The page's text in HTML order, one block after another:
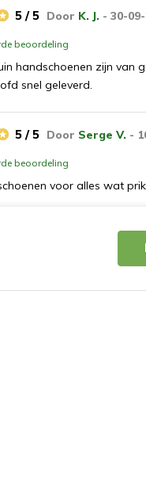
Door K. J. - 30-
beoordeling
5 / 5
handschoenen zijn van
snel geleverd.
Door Serge V. -
beoordeling
5 / 5
voor alles wat